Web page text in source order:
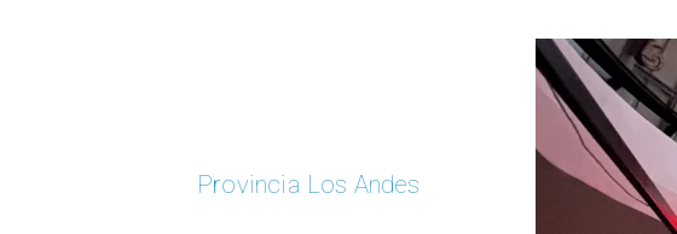
Provincia Los Andes